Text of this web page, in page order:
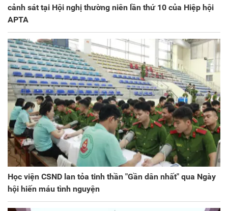
cảnh sát tại Hội nghị thường niên lần thứ 10 của Hiệp hội
APTA
Học viện CSND lan tỏa tinh thần "Gần dân nhất" qua Ngày
hội hiến máu tình nguyện